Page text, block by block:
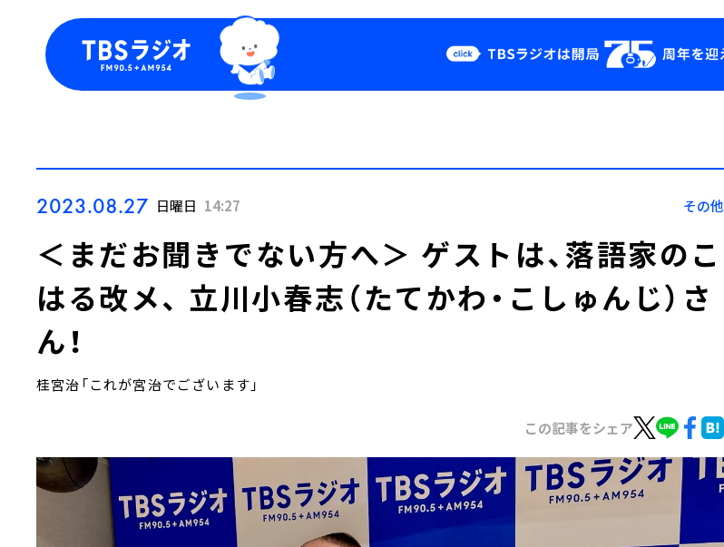
Podcast
YouTube
2023.08.27 日曜日 14:27 その他
＜まだお聞きでない方へ＞ ゲストは、落語家のこ
はる改メ、 立川小春志（たてかわ・こしゅんじ）さ
ん！
桂宮治「これが宮治でございます」
この記事をシェア